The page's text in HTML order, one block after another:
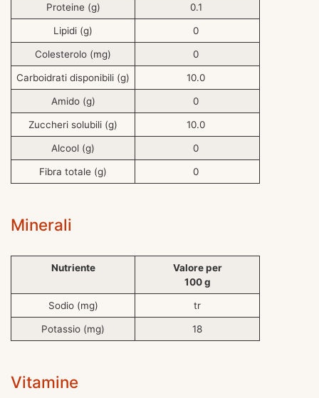
Proteine (g) 0.1
Lipidi (g) 0
Colesterolo (mg) 0
Carboidrati disponibili (g) 10.0
Amido (g) 0
Zuccheri solubili (g) 10.0
Alcool (g) 0
Fibra totale (g) 0
Minerali
Nutriente
Valore per
100 g
Sodio (mg) tr
Potassio (mg) 18
Vitamine